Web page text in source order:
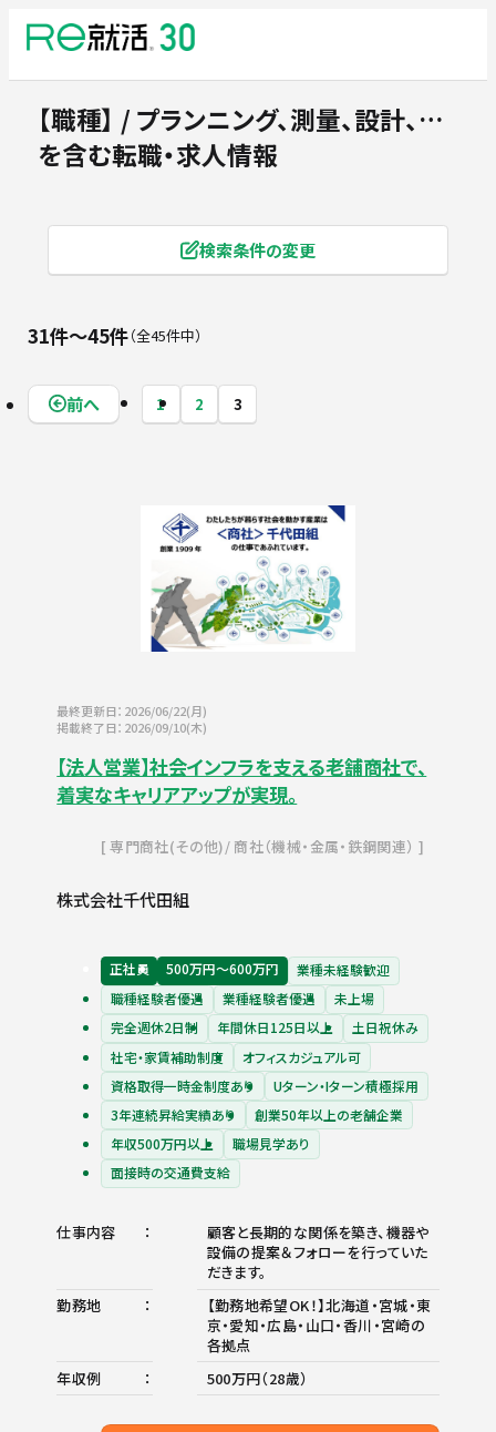
【職種】 / プランニング、測量、設計、積算 / 施工管理、設備保守管理、環境保全 ...
を含む転職・求人情報
検索条件の変更
前へ 1 2 3
31件〜45件 全45件中
最終更新日：2026/06/22(月)
掲載終了日：2026/09/10(木)
【法人営業】社会インフラを支える老舗商社で、
着実なキャリアアップが実現。
専門商社(その他) 商社（機械・金属・鉄鋼関連）
株式会社千代田組
正社員 500万円〜600万円
業種未経験歓迎
職種経験者優遇
業種経験者優遇
未上場
完全週休2日制
年間休日125日以上
土日祝休み
社宅・家賃補助制度
オフィスカジュアル可
資格取得一時金制度あり
Uターン・Iターン積極採用
3年連続昇給実績あり
創業50年以上の老舗企業
年収500万円以上
職場見学あり
面接時の交通費支給
仕事内容
顧客と長期的な関係を築き、機器や
設備の提案＆フォローを行っていた
だきます。
勤務地
【勤務地希望OK！】北海道・宮城・東
京・愛知・広島・山口・香川・宮崎の
各拠点
年収例
500万円（28歳）